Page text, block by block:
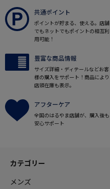
共通ポイント
ポイントが貯まる、使える。店舗
でもネットでもポイントの相互利
用可能！
豊富な商品情報
サイズ詳細・ディテールなどお客
様の購入をサポート！商品により
店頭在庫も表示。
アフターケア
全国のはるやま店舗が、購入後も
安心サポート
カテゴリー
メンズ